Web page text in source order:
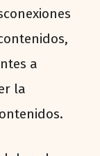
a
la